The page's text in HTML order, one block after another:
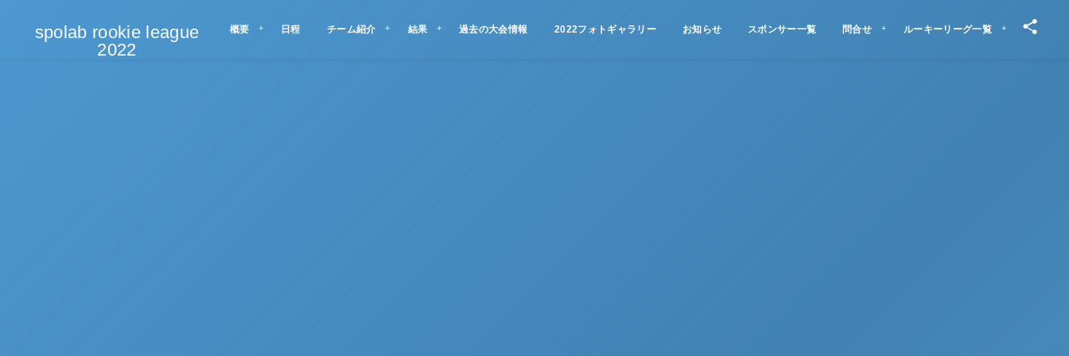
spolab rookie league
2022
概要 日程 チーム紹介 結果 過去の大会情報 2022フォトギャラリー お知らせ スポンサー一覧 問合せ ルーキーリーグ一覧